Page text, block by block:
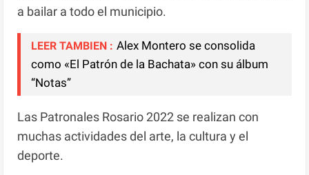
a bailar a todo el municipio.
LEER TAMBIEN : Alex Montero se consolida
como «El Patrón de la Bachata» con su álbum
“Notas”
Las Patronales Rosario 2022 se realizan con
muchas actividades del arte, la cultura y el
deporte.